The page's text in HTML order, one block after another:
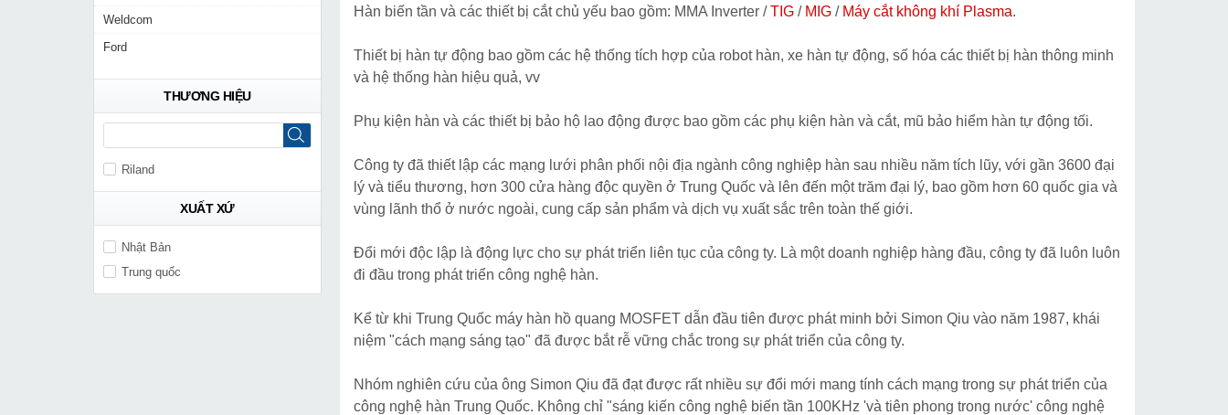
Hàn biến tần và các thiết bị cắt chủ yếu bao gồm: MMA Inverter /TIG / MIG / Máy cắt không khí Plasma.
Thiết bị hàn tự động bao gồm các hệ thống tích hợp của robot hàn, xe hàn tự động, số hóa các thiết bị hàn thông minh
và hệ thống hàn hiệu quả, vv
Phụ kiện hàn và các thiết bị bảo hộ lao động được bao gồm các phụ kiện hàn và cắt, mũ bảo hiểm hàn tự động tối.
Công ty đã thiết lập các mạng lưới phân phối nội địa ngành công nghiệp hàn sau nhiều năm tích lũy, với gần 3600 đại
lý và tiểu thương, hơn 300 cửa hàng độc quyền ở Trung Quốc và lên đến một trăm đại lý, bao gồm hơn 60 quốc gia và
vùng lãnh thổ ở nước ngoài, cung cấp sản phẩm và dịch vụ xuất sắc trên toàn thế giới.
Đổi mới độc lập là động lực cho sự phát triển liên tục của công ty. Là một doanh nghiệp hàng đầu, công ty đã luôn luôn
đi đầu trong phát triển công nghệ hàn.
Kể từ khi Trung Quốc máy hàn hồ quang MOSFET dẫn đầu tiên được phát minh bởi Simon Qiu vào năm 1987, khái
niệm "cách mạng sáng tạo" đã được bắt rễ vững chắc trong sự phát triển của công ty.
Nhóm nghiên cứu của ông Simon Qiu đã đạt được rất nhiều sự đổi mới mang tính cách mạng trong sự phát triển của
công nghệ hàn Trung Quốc. Không chỉ "sáng kiến ​​công nghệ biến tần 100KHz 'và tiên phong trong nước' công nghệ
Weldcom
Ford
THƯƠNG HIỆU
Riland
XUẤT XỨ
Nhật Bản
Trung quốc